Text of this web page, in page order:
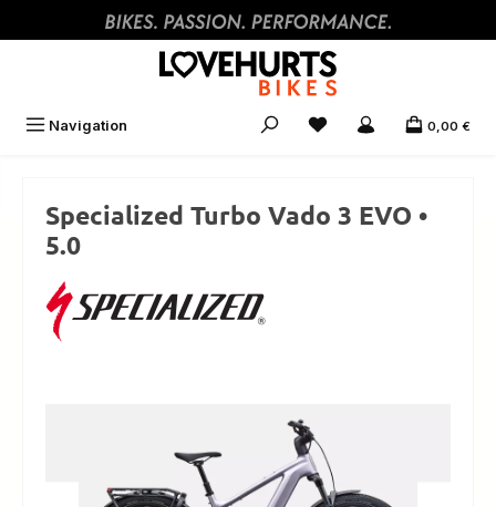
Zum Hauptinhalt springen
Navigation 0,00 €
Specialized Turbo Vado 3 EVO •
5.0